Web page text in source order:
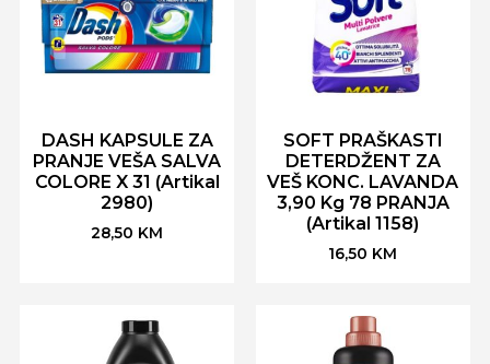
DASH KAPSULE ZA
PRANJE VEŠA SALVA
COLORE X 31 (Artikal
2980)
28,50 KM
SOFT PRAŠKASTI
DETERDŽENT ZA
VEŠ KONC. LAVANDA
3,90 Kg 78 PRANJA
(Artikal 1158)
16,50 KM